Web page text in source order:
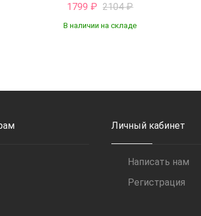
1799 ₽ 2104₽
В наличии на складе
Личный кабинет
Написать нам
Регистрация